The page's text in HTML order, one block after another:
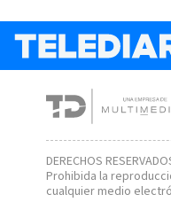
DERECHOS
Prohibida la
cualquier medio